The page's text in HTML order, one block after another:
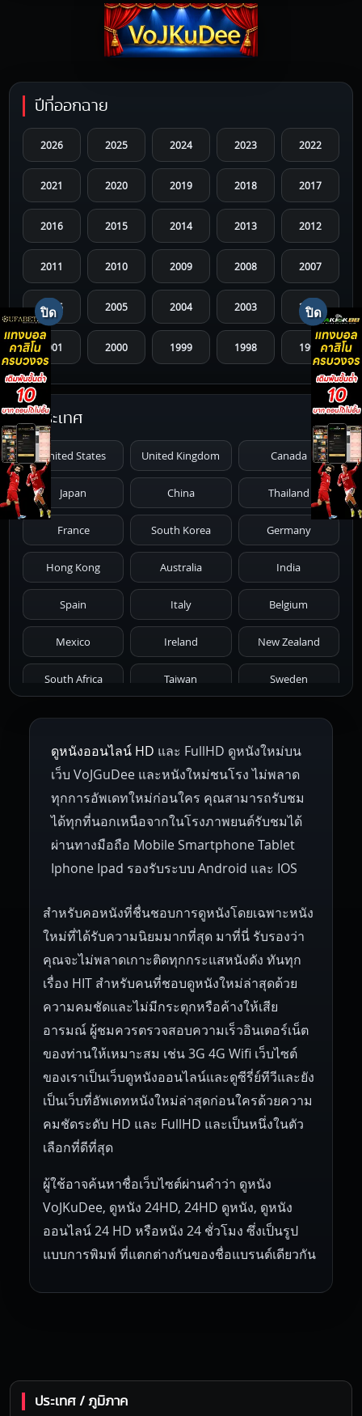
ปีที่ออกฉาย
2026 2025 2024 2023 2022
2021 2020 2019 2018 2017
2016 2015 2014 2013 2012
2011 2010 2009 2008 2007
2006 2005 2004 2003 2002
2001 2000 1999 1998 1997
1996 1995 1994 1993 1992
1991 1987
1986 1985 1984 1983 1982
1981 1980 1979 1978 1977
1976 1975 1974 1973 1972
1971 1970 1969 1968 1967
1966 1965 1964 1963 1962
1959 1955
1945 1942 1941 1940 1939
1937 1930
ประเทศ
United States United Kingdom Canada
Japan China Thailand
France South Korea Germany
Hong Kong Australia India
Spain Italy Belgium
Mexico Ireland New Zealand
South Africa Taiwan Sweden
Netherlands Russia Poland
Hungary Denmark Bulgaria
Czech Republic Brazil Turkey
ดูหนังออนไลน์ HD และ FullHD ดูหนังใหม่บน
เว็บ VoJGuDee และหนังใหม่ชนโรง ไม่พลาด
ทุกการอัพเดทใหม่ก่อนใคร คุณสามารถรับชม
ได้ทุกที่นอกเหนือจากในโรงภาพยนต์รับชมได้
ผ่านทางมือถือ Mobile Smartphone Tablet
Iphone Ipad รองรับระบบ Android และ IOS
สำหรับคอหนังที่ชื่นชอบการดูหนังโดยเฉพาะหนัง
ใหม่ที่ได้รับความนิยมมากที่สุด มาที่นี่ รับรองว่า
คุณจะไม่พลาดเกาะติดทุกกระแสหนังดัง ทันทุก
เรื่อง HIT สำหรับคนที่ชอบดูหนังใหม่ล่าสุดด้วย
ความคมชัดและไม่มีกระตุกหรือค้างให้เสีย
อารมณ์ ผู้ชมควรตรวจสอบความเร็วอินเตอร์เน็ต
ของท่านให้เหมาะสม เช่น 3G 4G Wifi เว็บไซต์
ของเราเป็นเว็บดูหนังออนไลน์และดูซีรี่ย์ทีวีและยัง
เป็นเว็บที่อัพเดทหนังใหม่ล่าสุดก่อนใครด้วยความ
คมชัดระดับ HD และ FullHD และเป็นหนึ่งในตัว
เลือกที่ดีที่สุด
ผู้ใช้อาจค้นหาชื่อเว็บไซต์ผ่านคำว่า ดูหนัง
VoJKuDee, ดูหนัง 24HD, 24HD ดูหนัง, ดูหนัง
ออนไลน์ 24 HD หรือหนัง 24 ชั่วโมง ซึ่งเป็นรูป
แบบการพิมพ์ ที่แตกต่างกันของชื่อแบรนด์เดียวกัน
ประเทศ / ภูมิภาค